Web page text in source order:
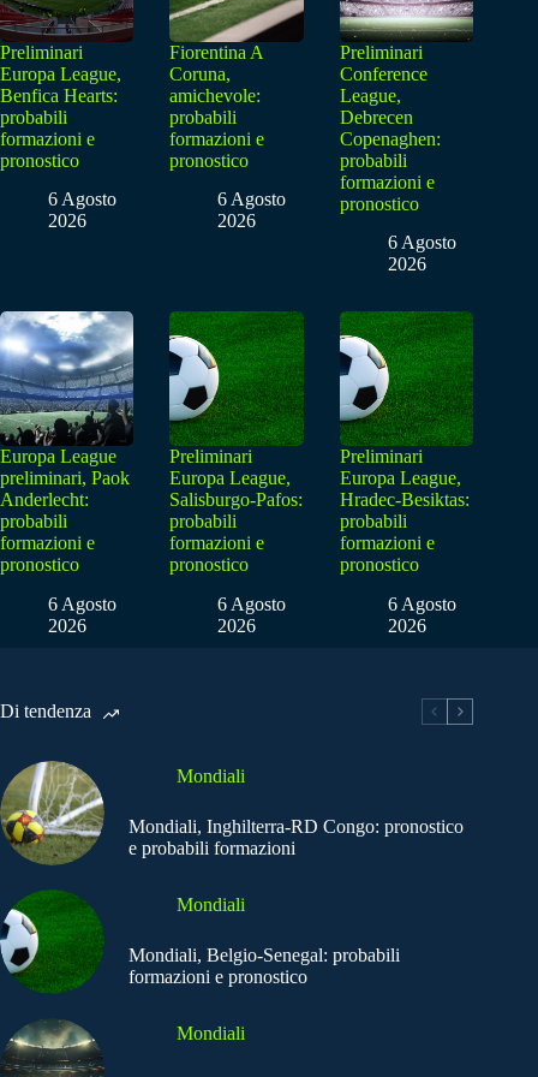
Preliminari
Europa League,
Benfica Hearts:
probabili
formazioni e
pronostico
6 Agosto
2026
Fiorentina A
Coruna,
amichevole:
probabili
formazioni e
pronostico
6 Agosto
2026
Preliminari
Conference
League,
Debrecen
Copenaghen:
probabili
formazioni e
pronostico
6 Agosto
2026
Europa League
preliminari, Paok
Anderlecht:
probabili
formazioni e
pronostico
6 Agosto
2026
Preliminari
Europa League,
Salisburgo-Pafos:
probabili
formazioni e
pronostico
6 Agosto
2026
Preliminari
Europa League,
Hradec-Besiktas:
probabili
formazioni e
pronostico
6 Agosto
2026
Di tendenza
Mondiali
Mondiali, Inghilterra-RD Congo: pronostico
e probabili formazioni
Mondiali
Mondiali, Belgio-Senegal: probabili
formazioni e pronostico
Mondiali